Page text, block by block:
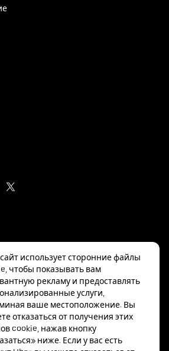
Inc.
использует сторонние файлы
чтобы показывать вам
рекламу и предоставлять
услуги,
ваше местоположение. Вы
отказаться от получения этих
cookie, нажав кнопку
ниже. Если у вас есть